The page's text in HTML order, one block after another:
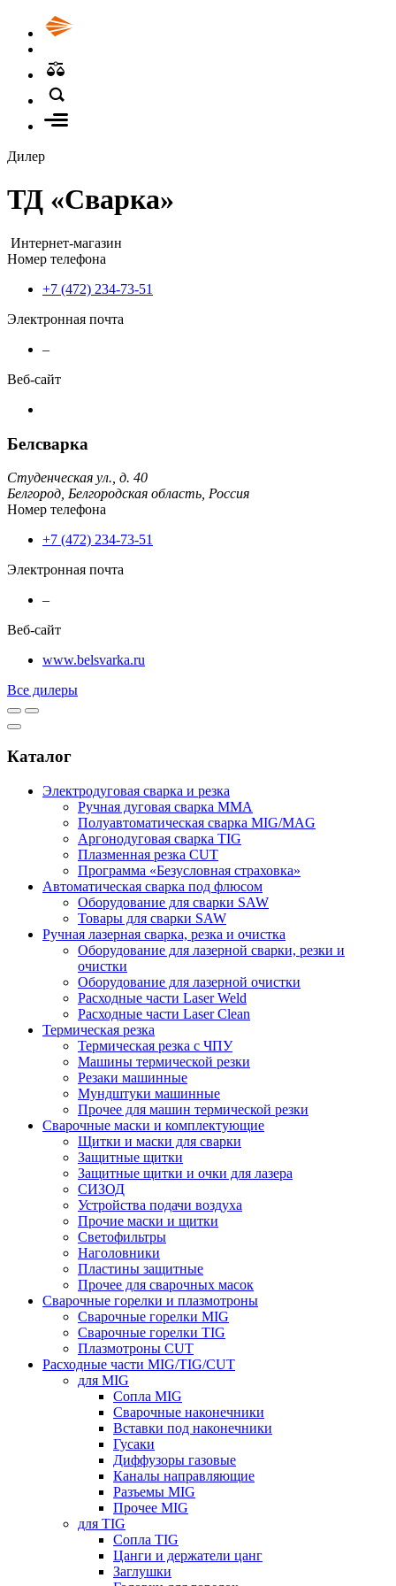
Дилер
ТД «Сварка»
Интернет-магазин
Номер телефона
+7 (472) 234-73-51
Электронная почта
–
Веб-сайт
Белсварка
Студенческая ул., д. 40
Белгород, Белгородская область, Россия
Номер телефона
+7 (472) 234-73-51
Электронная почта
–
Веб-сайт
www.belsvarka.ru
Все дилеры
Каталог
Электродуговая сварка и резка
Ручная дуговая сварка MMA
Полуавтоматическая сварка MIG/MAG
Аргонодуговая сварка TIG
Плазменная резка CUT
Программа «Безусловная страховка»
Автоматическая сварка под флюсом
Оборудование для сварки SAW
Товары для сварки SAW
Ручная лазерная сварка, резка и очистка
Оборудование для лазерной сварки, резки и
очистки
Оборудование для лазерной очистки
Расходные части Laser Weld
Расходные части Laser Clean
Термическая резка
Термическая резка с ЧПУ
Машины термической резки
Резаки машинные
Мундштуки машинные
Прочее для машин термической резки
Сварочные маски и комплектующие
Щитки и маски для сварки
Защитные щитки
Защитные щитки и очки для лазера
СИЗОД
Устройства подачи воздуха
Прочие маски и щитки
Светофильтры
Наголовники
Пластины защитные
Прочее для сварочных масок
Сварочные горелки и плазмотроны
Сварочные горелки MIG
Сварочные горелки TIG
Плазмотроны CUT
Расходные части MIG/TIG/CUT
для MIG
Сопла MIG
Сварочные наконечники
Вставки под наконечники
Гусаки
Диффузоры газовые
Каналы направляющие
Разъемы MIG
Прочее MIG
для TIG
Сопла TIG
Цанги и держатели цанг
Заглушки